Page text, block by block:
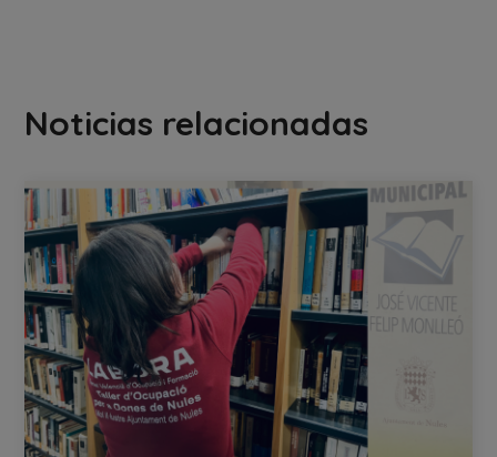
Noticias relacionadas